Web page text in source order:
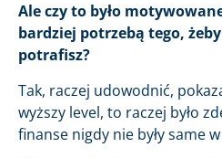
Ale czy to było
bardziej potrzebą tego,
potrafisz?
Tak, raczej udowodnić,
wyższy level, to raczej było
finanse nigdy nie były same